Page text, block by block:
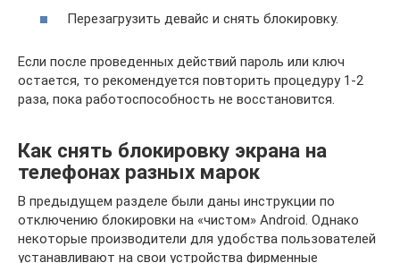
Перезагрузить девайс и снять блокировку.
Если после проведенных действий пароль или ключ
остается, то рекомендуется повторить процедуру 1-2
раза, пока работоспособность не восстановится.
Как снять блокировку экрана на
телефонах разных марок
В предыдущем разделе были даны инструкции по
отключению блокировки на «чистом» Android. Однако
некоторые производители для удобства пользователей
устанавливают на свои устройства фирменные